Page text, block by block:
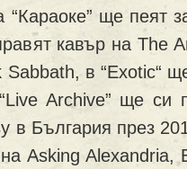
“Караоке” ще пеят
кавър на The
Sabbath, в “Exotic“
Archive” ще си
в България през
Asking Alexandria,